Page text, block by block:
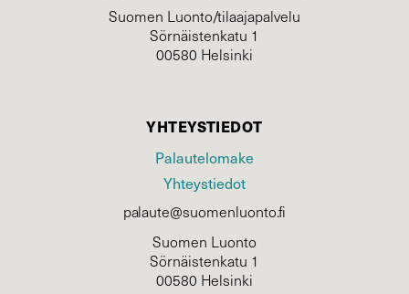
Suomen Luonto/tilaajapalvelu
Sörnäistenkatu 1
00580 Helsinki
YHTEYSTIEDOT
Palautelomake
Yhteystiedot
palaute@suomenluonto.fi
Suomen Luonto
Sörnäistenkatu 1
00580 Helsinki